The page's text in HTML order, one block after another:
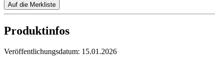
Auf die Merkliste
Produktinfos
Veröffentlichungsdatum: 15.01.2026